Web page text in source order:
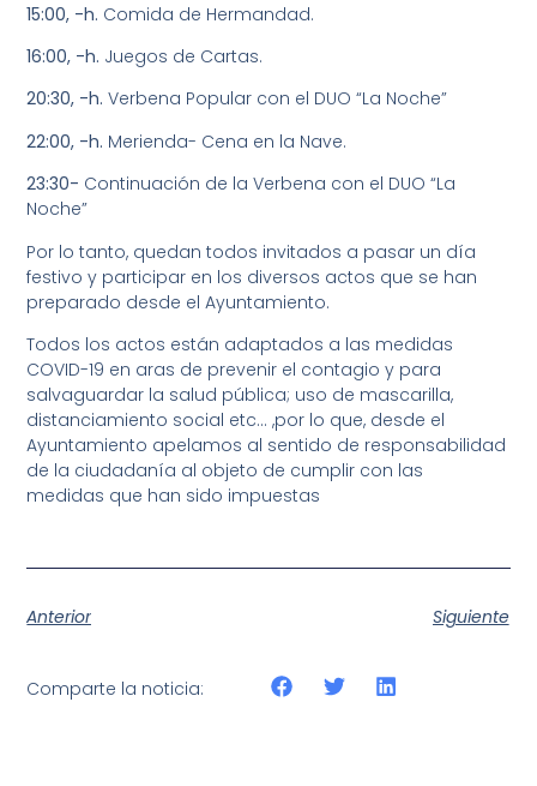
15:00, -h. Comida de Hermandad.
16:00, -h. Juegos de Cartas.
20:30, -h. Verbena Popular con el DUO “La Noche”
22:00, -h. Merienda- Cena en la Nave.
23:30- Continuación de la Verbena con el DUO “La
Noche”
Por lo tanto, quedan todos invitados a pasar un día
festivo y participar en los diversos actos que se han
preparado desde el Ayuntamiento.
Todos los actos están adaptados a las medidas
COVID-19 en aras de prevenir el contagio y para
salvaguardar la salud pública; uso de mascarilla,
distanciamiento social etc… ,por lo que, desde el
Ayuntamiento apelamos al sentido de responsabilidad
de la ciudadanía al objeto de cumplir con las
medidas que han sido impuestas
Anterior Siguiente
Comparte la noticia: